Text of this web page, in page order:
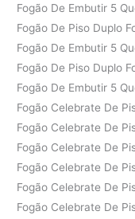
Fogão De Embutir 5
Fogão De Piso Duplo
Fogão De Embutir 5
Fogão De Piso Duplo
Fogão De Embutir 5
Fogão Celebrate De
Fogão Celebrate De
Fogão Celebrate De
Fogão Celebrate De
Fogão Celebrate De
Fogão Celebrate De